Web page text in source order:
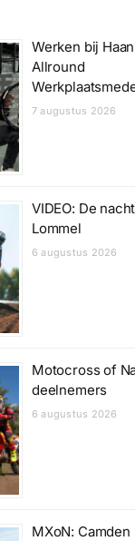
Werken bij
Allround
7 augustus 2026
VIDEO: De
Lommel
6 augustus 2026
Motocross of
deelnemers
6 augustus 2026
MXoN: